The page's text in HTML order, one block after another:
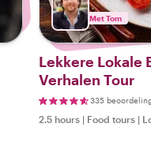
Met Tom
Lekkere Lokale
Verhalen Tour
335
2.5 hours | Food tours |